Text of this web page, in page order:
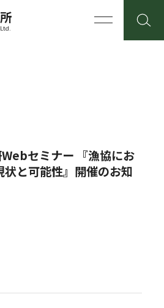
セミナー 『漁協にお
と可能性』開催のお知